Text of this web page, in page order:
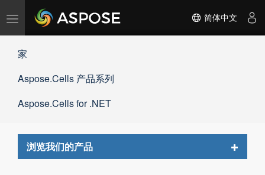
切
航
简体中文
家
Aspose.Cells 产品系列
Aspose.Cells for .NET
浏览我们的产品
Toggle